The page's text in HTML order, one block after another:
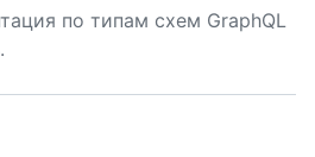
по типам схем GraphQL